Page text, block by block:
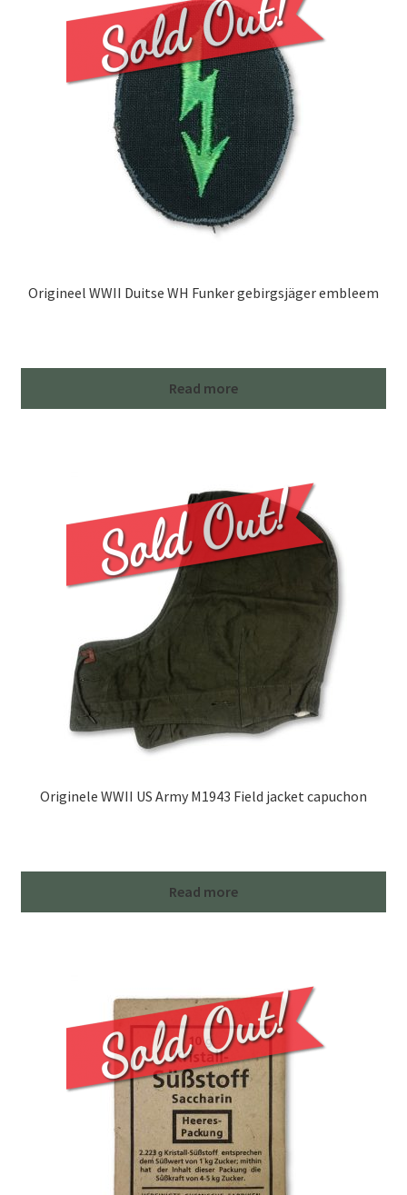
Origineel WWII Duitse WH Funker gebirgsjäger embleem
Read more
Originele WWII US Army M1943 Field jacket capuchon
Read more